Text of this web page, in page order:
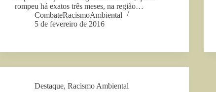
rompeu há exatos três meses, na região…
CombateRacismoAmbiental
5 de fevereiro de 2016
Destaque, Racismo Ambiental